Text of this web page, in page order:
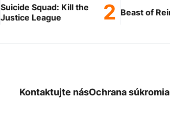
Suicide Squad: Kill the
Justice League
Beast of
Kontaktujte násOchrana súkromia